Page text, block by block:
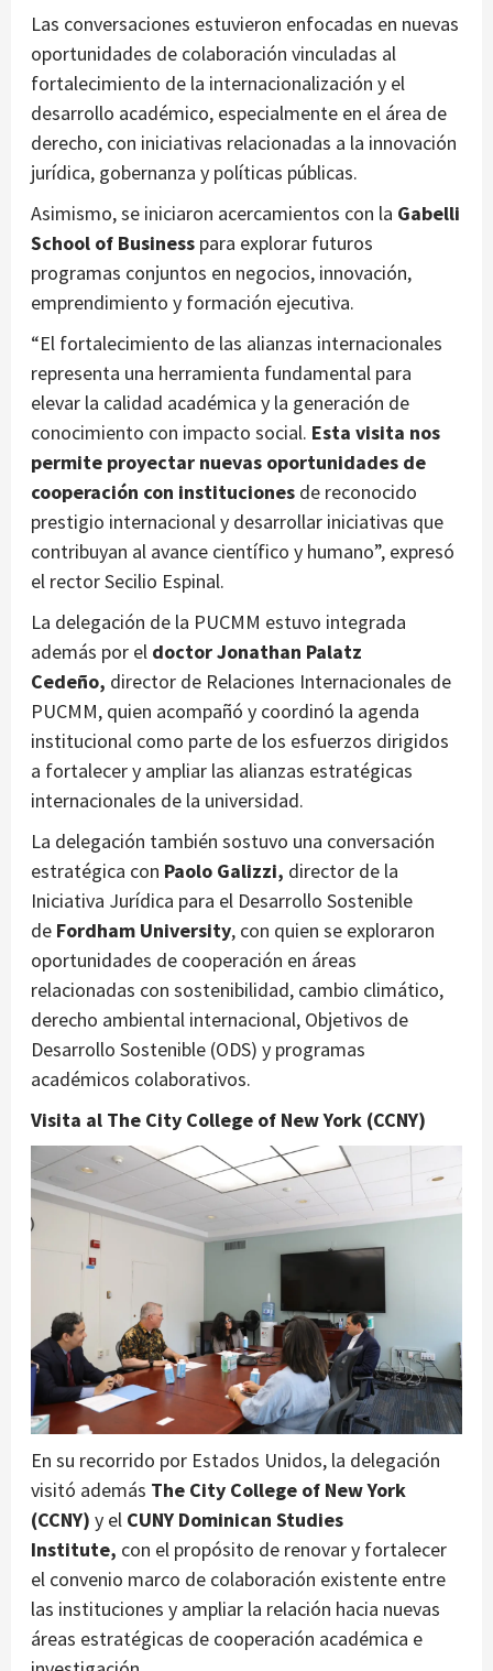
Las conversaciones estuvieron enfocadas en nuevas
oportunidades de colaboración vinculadas al
fortalecimiento de la internacionalización y el
desarrollo académico, especialmente en el área de
derecho, con iniciativas relacionadas a la innovación
jurídica, gobernanza y políticas públicas.
Asimismo, se iniciaron acercamientos con la Gabelli
School of Business para explorar futuros
programas conjuntos en negocios, innovación,
emprendimiento y formación ejecutiva.
“El fortalecimiento de las alianzas internacionales
representa una herramienta fundamental para
elevar la calidad académica y la generación de
conocimiento con impacto social. Esta visita nos
permite proyectar nuevas oportunidades de
cooperación con instituciones de reconocido
prestigio internacional y desarrollar iniciativas que
contribuyan al avance científico y humano”, expresó
el rector Secilio Espinal.
La delegación de la PUCMM estuvo integrada
además por el doctor Jonathan Palatz
Cedeño, director de Relaciones Internacionales de
PUCMM, quien acompañó y coordinó la agenda
institucional como parte de los esfuerzos dirigidos
a fortalecer y ampliar las alianzas estratégicas
internacionales de la universidad.
La delegación también sostuvo una conversación
estratégica con Paolo Galizzi, director de la
Iniciativa Jurídica para el Desarrollo Sostenible
de Fordham University, con quien se exploraron
oportunidades de cooperación en áreas
relacionadas con sostenibilidad, cambio climático,
derecho ambiental internacional, Objetivos de
Desarrollo Sostenible (ODS) y programas
académicos colaborativos.
Visita al The City College of New York (CCNY)
En su recorrido por Estados Unidos, la delegación
visitó además The City College of New York
(CCNY) y el CUNY Dominican Studies
Institute, con el propósito de renovar y fortalecer
el convenio marco de colaboración existente entre
las instituciones y ampliar la relación hacia nuevas
áreas estratégicas de cooperación académica e